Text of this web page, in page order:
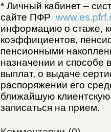
* Личный кабинет –
сайте ПФР
информацию о стаже,
коэффициентов,
пенсионными
назначении и способе
выплат, о выдаче
распоряжении его
ближайшую
записаться на прием.